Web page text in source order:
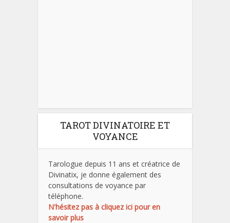
TAROT DIVINATOIRE ET
VOYANCE
Tarologue depuis 11 ans et créatrice de
Divinatix, je donne également des
consultations de voyance par
téléphone.
N'hésitez pas à cliquez ici pour en
savoir plus